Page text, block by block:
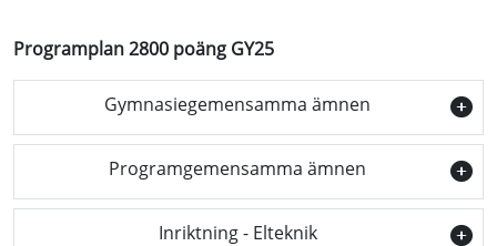
Programplan 2800 poäng GY25
Gymnasiegemensamma ämnen
Programgemensamma ämnen
Inriktning - Elteknik